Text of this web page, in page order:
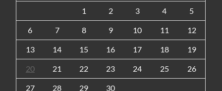
1 2 3 4 5
6 7 8 9 10 11 12
13 14 15 16 17 18 19
20 21 22 23 24 25 26
27 28 29 30